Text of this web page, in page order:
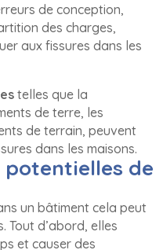
de conception,
des charges,
aux fissures dans les
telles que la
de terre, les
de terrain, peuvent
dans les maisons.
potentielles de
un bâtiment cela peut
Tout d’abord, elles
et causer des